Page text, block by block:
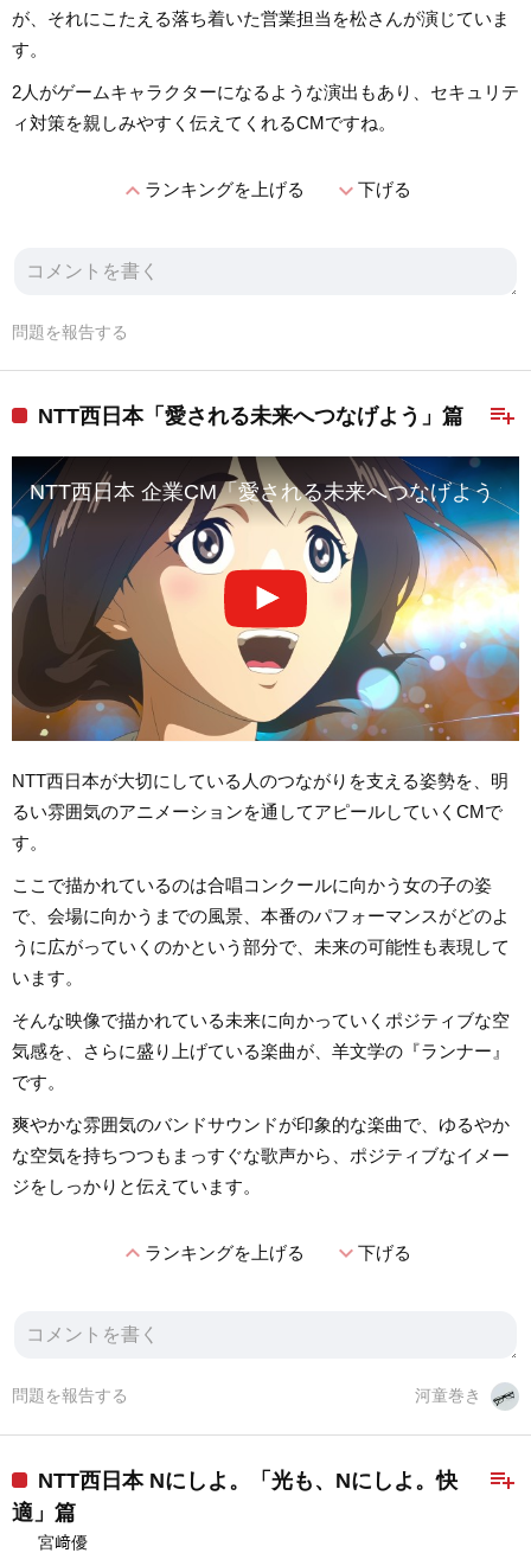
が、それにこたえる落ち着いた営業担当を松さんが演じていま
す。
2人がゲームキャラクターになるような演出もあり、セキュリテ
ィ対策を親しみやすく伝えてくれるCMですね。
expand_lessランキングを上げる expand_more下げる
問題を報告する
playlist_add
NTT西日本「愛される未来へつなげよう」篇
NTT西日本 企業CM「愛される未来へつなげよう 篇
NTT西日本が大切にしている人のつながりを支える姿勢を、明
るい雰囲気のアニメーションを通してアピールしていくCMで
す。
ここで描かれているのは合唱コンクールに向かう女の子の姿
で、会場に向かうまでの風景、本番のパフォーマンスがどのよ
うに広がっていくのかという部分で、未来の可能性も表現して
います。
そんな映像で描かれている未来に向かっていくポジティブな空
気感を、さらに盛り上げている楽曲が、羊文学の『ランナー』
です。
爽やかな雰囲気のバンドサウンドが印象的な楽曲で、ゆるやか
な空気を持ちつつもまっすぐな歌声から、ポジティブなイメー
ジをしっかりと伝えています。
expand_lessランキングを上げる expand_more下げる
河童巻き
問題を報告する
playlist_add
NTT西日本 Nにしよ。「光も、Nにしよ。快
適」篇
宮﨑優